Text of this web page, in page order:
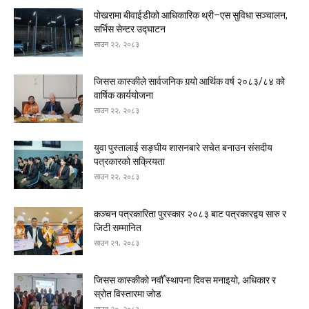
पोखरामा बीवाईडीको आधिकारिक थ्री–एस सुविधा सञ्चालन,
सर्भिस सेन्टर उद्घाटन
साउन २२, २०८३
जिसस कास्कीले सार्वजनिक गर्‍यो आर्थिक वर्ष २०८३/८४ को
वार्षिक कार्ययोजना
साउन २२, २०८३
युवा पुस्तालाई सङ्घीय शासनबारे सचेत बनाउन संसदीय
पत्रकारको सक्रियता
साउन २२, २०८३
कञ्चन पत्रकारिता पुरस्कार २०८३ बाट पत्रकारद्वय सारु र
जिटी सम्मानित
साउन २१, २०८३
जिसस कास्कीको नवौँ स्थापना दिवस मनाइयो, अधिकार र
स्रोत विस्तारमा जोड